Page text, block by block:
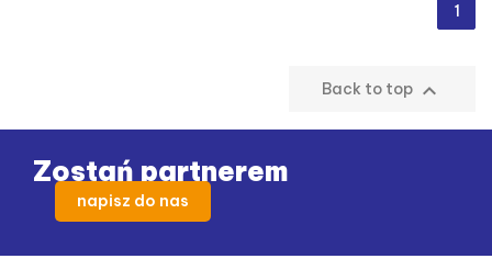
1
Back to top 
Zostań partnerem
napisz do nas